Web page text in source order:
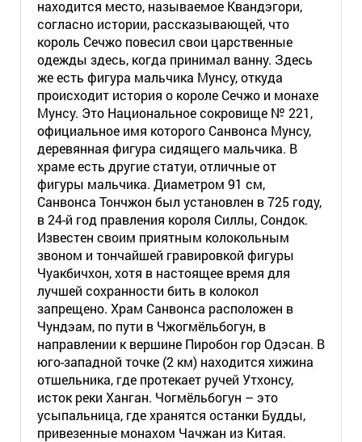
находится место, называемое Квандэгори,
согласно истории, рассказывающей, что
король Сечжо повесил свои царственные
одежды здесь, когда принимал ванну. Здесь
же есть фигура мальчика Мунсу, откуда
происходит история о короле Сечжо и монахе
Мунсу. Это Национальное сокровище № 221,
официальное имя которого Санвонса Мунсу,
деревянная фигура сидящего мальчика. В
храме есть другие статуи, отличные от
фигуры мальчика. Диаметром 91 см,
Санвонса Тончжон был установлен в 725 году,
в 24-й год правления короля Силлы, Сондок.
Известен своим приятным колокольным
звоном и тончайшей гравировкой фигуры
Чуакбичхон, хотя в настоящее время для
лучшей сохранности бить в колокол
запрещено. Храм Санвонса расположен в
Чундэам, по пути в Чжогмёльбогун, в
направлении к вершине Пиробон гор Одэсан. В
юго-западной точке (2 км) находится хижина
отшельника, где протекает ручей Утхонсу,
исток реки Ханган. Чогмёльбогун – это
усыпальница, где хранятся останки Будды,
привезенные монахом Чачжан из Китая.